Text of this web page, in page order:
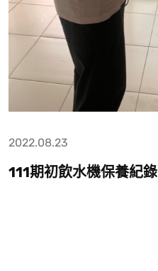
2022.08.23
111期初飲水機保養紀錄